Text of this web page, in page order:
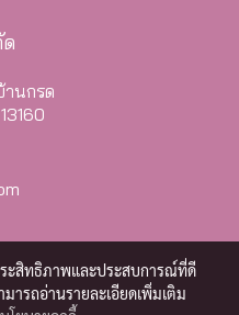
นกรด
ระสิทธิภาพและประสบการณ์ที่ดี
ารถอ่านรายละเอียดเพิ่มเติม